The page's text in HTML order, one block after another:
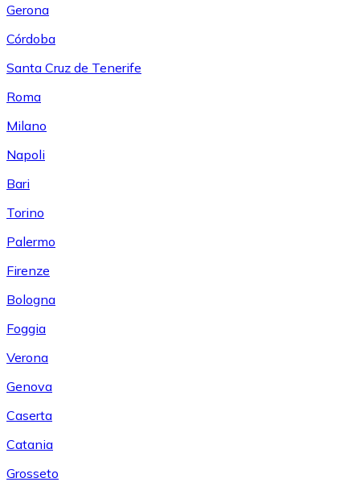
Gerona
Córdoba
Santa Cruz de Tenerife
Roma
Milano
Napoli
Bari
Torino
Palermo
Firenze
Bologna
Foggia
Verona
Genova
Caserta
Catania
Grosseto